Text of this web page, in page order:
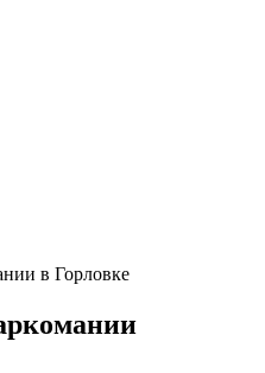
в Горловке